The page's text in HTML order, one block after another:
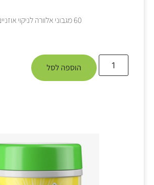
60 מגבוני אלוורה לניקוי אוזניים
הוספה לסל